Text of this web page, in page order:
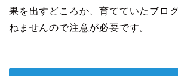
果を出すどころか、育てていたブロ
ねませんので注意が必要です。